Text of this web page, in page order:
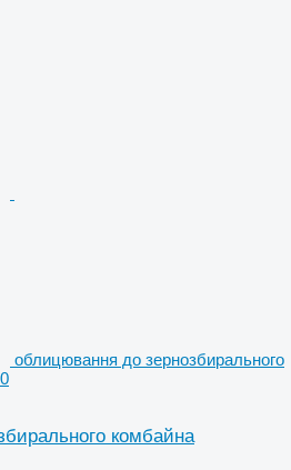
облицювання до зернозбирального
комбайна